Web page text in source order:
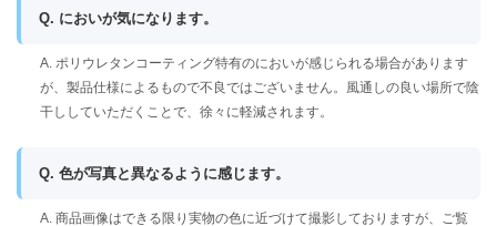
Q. においが気になります。
A. ポリウレタンコーティング特有のにおいが感じられる場合があります
が、製品仕様によるもので不良ではございません。風通しの良い場所で陰
干ししていただくことで、徐々に軽減されます。
Q. 色が写真と異なるように感じます。
A. 商品画像はできる限り実物の色に近づけて撮影しておりますが、ご覧